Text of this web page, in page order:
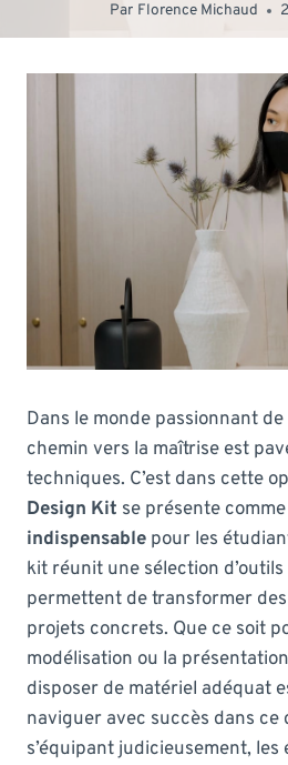
Par Florence Michaud
Dans le monde passionnant
chemin vers la maîtrise est
techniques. C’est dans cette
Design Kit se présente
indispensable pour les
kit réunit une sélection
permettent de transformer
projets concrets. Que ce soit
modélisation ou la
disposer de matériel adéquat
naviguer avec succès dans ce
s’équipant judicieusement,